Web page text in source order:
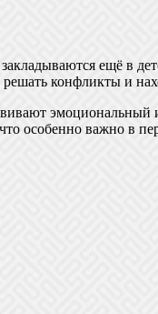
ещё в
конфликты и
эмоциональный
особенно важно в